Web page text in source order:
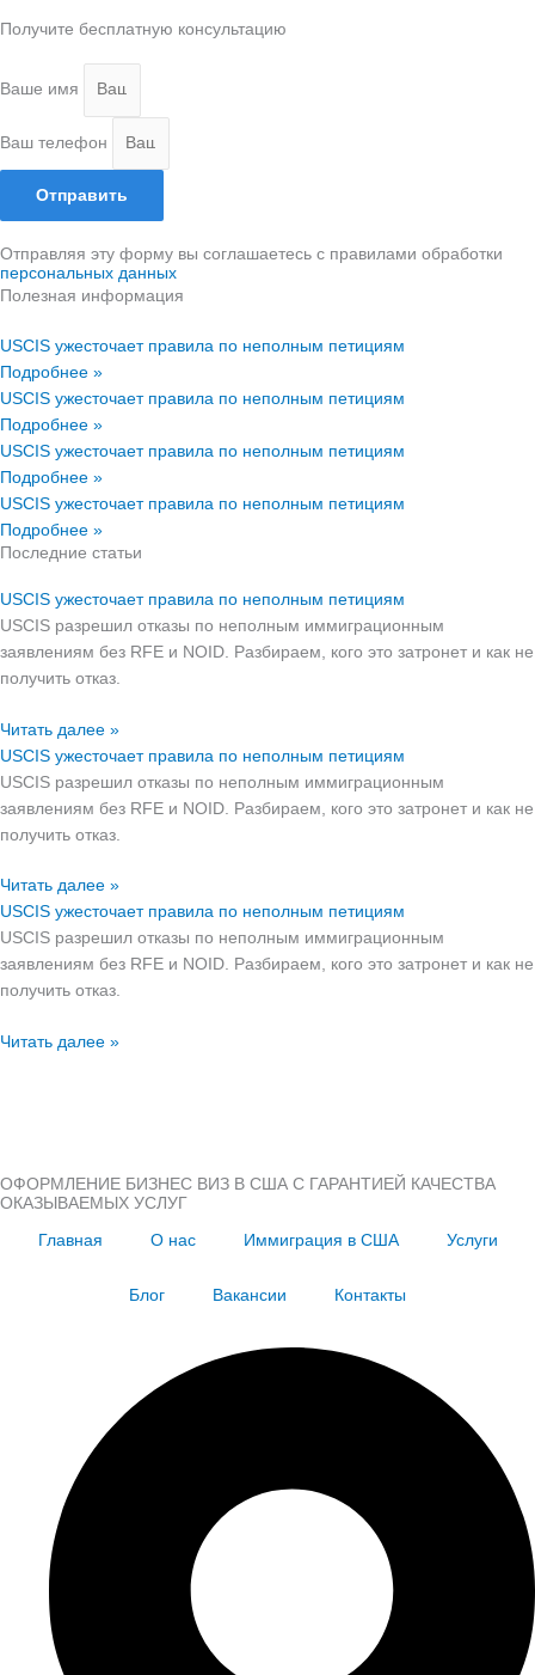
Получите бесплатную консультацию
Ваше имя
Ваш телефон
Отправить
Отправляя эту форму вы соглашаетесь с правилами обработки
персональных данных
Полезная информация
USCIS ужесточает правила по неполным петициям
Подробнее »
USCIS ужесточает правила по неполным петициям
Подробнее »
USCIS ужесточает правила по неполным петициям
Подробнее »
USCIS ужесточает правила по неполным петициям
Подробнее »
Последние статьи
USCIS ужесточает правила по неполным петициям
USCIS разрешил отказы по неполным иммиграционным
заявлениям без RFE и NOID. Разбираем, кого это затронет и как не
получить отказ.
Читать далее »
USCIS ужесточает правила по неполным петициям
USCIS разрешил отказы по неполным иммиграционным
заявлениям без RFE и NOID. Разбираем, кого это затронет и как не
получить отказ.
Читать далее »
USCIS ужесточает правила по неполным петициям
USCIS разрешил отказы по неполным иммиграционным
заявлениям без RFE и NOID. Разбираем, кого это затронет и как не
получить отказ.
Читать далее »
ОФОРМЛЕНИЕ БИЗНЕС ВИЗ В США С ГАРАНТИЕЙ КАЧЕСТВА
ОКАЗЫВАЕМЫХ УСЛУГ
Главная О нас Иммиграция в США Услуги
Блог Вакансии Контакты